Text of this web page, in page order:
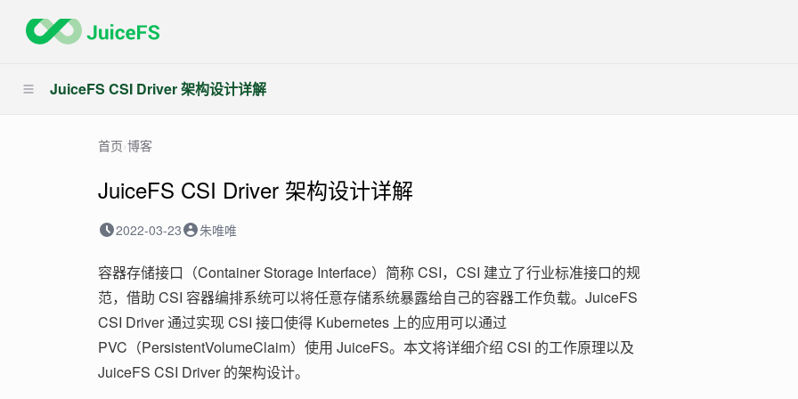
JuiceFS CSI Driver 架构设计详解
首页›博客
JuiceFS CSI Driver 架构设计详解
2022-03-23 朱唯唯
容器存储接口（Container Storage Interface）简称 CSI，CSI 建立了行业标准接口的规
范，借助 CSI 容器编排系统可以将任意存储系统暴露给自己的容器工作负载。JuiceFS
CSI Driver 通过实现 CSI 接口使得 Kubernetes 上的应用可以通过
PVC（PersistentVolumeClaim）使用 JuiceFS。本文将详细介绍 CSI 的工作原理以及
JuiceFS CSI Driver 的架构设计。